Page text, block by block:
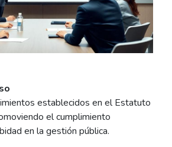
establecidos en el Estatuto
el cumplimiento
en la gestión pública.